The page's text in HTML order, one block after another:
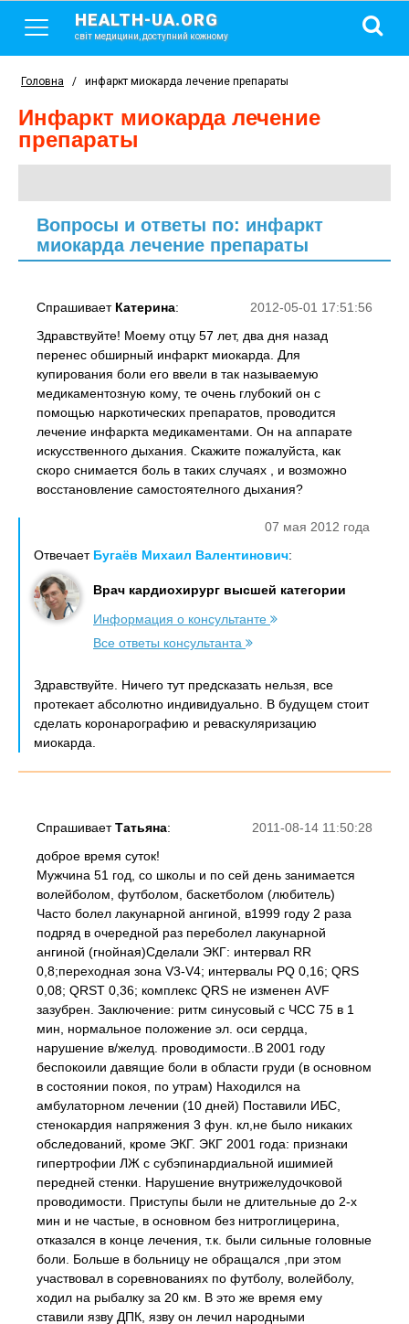
HEALTH-UA.ORG
світ медицини, доступний кожному
Головна / инфаркт миокарда лечение препараты
инфаркт миокарда лечение
препараты
Вопросы и ответы по: инфаркт
миокарда лечение препараты
2012-05-01 17:51:56
Спрашивает Катерина:
Здравствуйте! Моему отцу 57 лет, два дня назад
перенес обширный инфаркт миокарда. Для
купирования боли его ввели в так называемую
медикаментозную кому, те очень глубокий он с
помощью наркотических препаратов, проводится
лечение инфаркта медикаментами. Он на аппарате
искусственного дыхания. Скажите пожалуйста, как
скоро снимается боль в таких случаях , и возможно
восстановление самостоятелного дыхания?
07 мая 2012 года
Отвечает Бугаёв Михаил Валентинович:
Врач кардиохирург высшей категории
Информация о консультанте
Все ответы консультанта
Здравствуйте. Ничего тут предсказать нельзя, все
протекает абсолютно индивидуально. В будущем стоит
сделать коронарографию и реваскуляризацию
миокарда.
2011-08-14 11:50:28
СпрашиваетТатьяна:
доброе время суток!
Мужчина 51 год, со школы и по сей день занимается
волейболом, футболом, баскетболом (любитель)
Часто болел лакунарной ангиной, в1999 году 2 раза
подряд в очередной раз переболел лакунарной
ангиной (гнойная)Сделали ЭКГ: интервал RR
0,8;переходная зона V3-V4; интервалы PQ 0,16; QRS
0,08; QRSТ 0,36; комплекс QRS не изменен АVF
зазубрен. Заключение: ритм синусовый с ЧСС 75 в 1
мин, нормальное положение эл. оси сердца,
нарушение в/желуд. проводимости..В 2001 году
беспокоили давящие боли в области груди (в основном
в состоянии покоя, по утрам) Находился на
амбулаторном лечении (10 дней) Поставили ИБС,
стенокардия напряжения 3 фун. кл,не было никаких
обследований, кроме ЭКГ. ЭКГ 2001 года: признаки
гипертрофии ЛЖ с субэпинардиальной ишимией
передней стенки. Нарушение внутрижелудочковой
проводимости. Приступы были не длительные до 2-х
мин и не частые, в основном без нитроглицерина,
отказался в конце лечения, т.к. были сильные головные
боли. Больше в больницу не обращался ,при этом
участвовал в соревнованиях по футболу, волейболу,
ходил на рыбалку за 20 км. В это же время ему
ставили язву ДПК, язву он лечил народными